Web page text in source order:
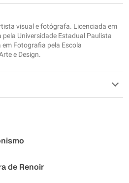
a informação que procuro
visual e fotógrafa. Licenciada em
Universidade Estadual Paulista
em Fotografia pela Escola
e Design.
de Renoir